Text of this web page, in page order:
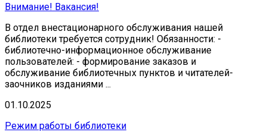
Внимание! Вакансия!
В отдел внестационарного обслуживания нашей
библиотеки требуется сотрудник! Обязанности: -
библиотечно-информационное обслуживание
пользователей: - формирование заказов и
обслуживание библиотечных пунктов и читателей-
заочников изданиями ...
01.10.2025
Режим работы библиотеки